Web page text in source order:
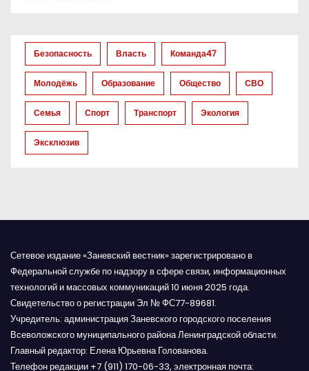
п
и
с
я
Безопасность Власть Команда47
Молодёжь Образование Общество СВО
Семья Спорт Транспорт Экология
Эксклюзив
Сетевое издание «Заневский вестник» зарегистрировано в
Федеральной службе по надзору в сфере связи, информационных
технологий и массовых коммуникаций 10 июня 2025 года.
Свидетельство о регистрации Эл № ФС77-89681.
Учредитель: администрация Заневского городского поселения
Всеволожского муниципального района Ленинградской области.
Главный редактор: Елена Юрьевна Голованова.
Телефон редакции +7 (911) 170-06-33, электронная почта: